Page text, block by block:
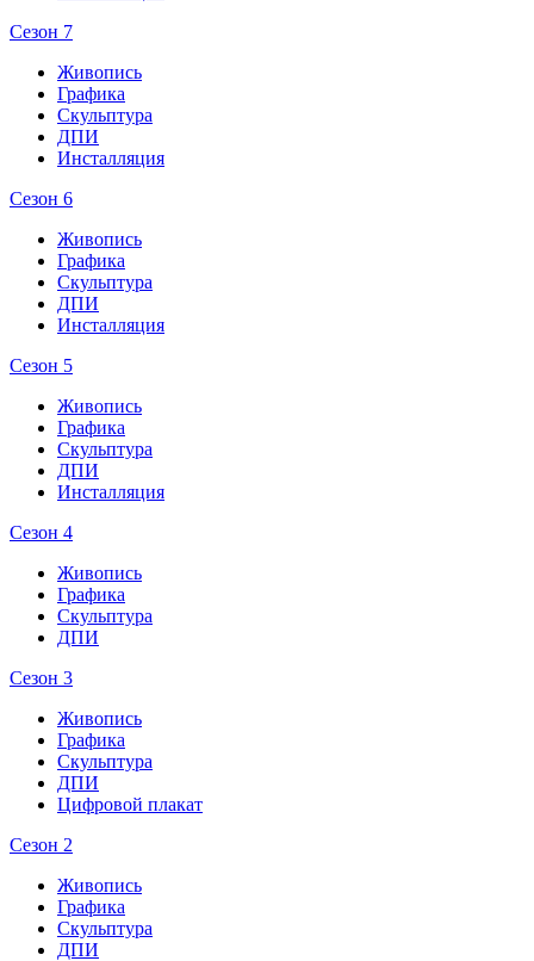
Сезон 7
Живопись
Графика
Скульптура
ДПИ
Инсталляция
Сезон 6
Живопись
Графика
Скульптура
ДПИ
Инсталляция
Сезон 5
Живопись
Графика
Скульптура
ДПИ
Инсталляция
Сезон 4
Живопись
Графика
Скульптура
ДПИ
Сезон 3
Живопись
Графика
Скульптура
ДПИ
Цифровой плакат
Сезон 2
Живопись
Графика
Скульптура
ДПИ